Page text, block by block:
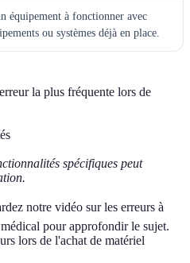
équipement à fonctionner avec
ou systèmes déjà en place.
la plus fréquente lors de
spécifiques peut
notre vidéo sur les erreurs à
pour approfondir le sujet.
lors de l'achat de matériel